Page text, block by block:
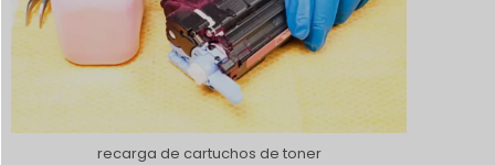
recarga de cartuchos de toner